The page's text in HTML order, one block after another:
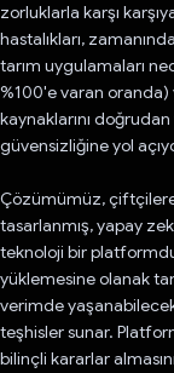
zorluklarla karşı
hastalıkları,
tarım uygulamaları
%100'e varan oranda)
kaynaklarını
güvensizliğine yol
Çözümümüz,
tasarlanmış, yapay
teknoloji bir
yüklemesine olanak
verimde
teşhisler sunar.
bilinçli kararlar